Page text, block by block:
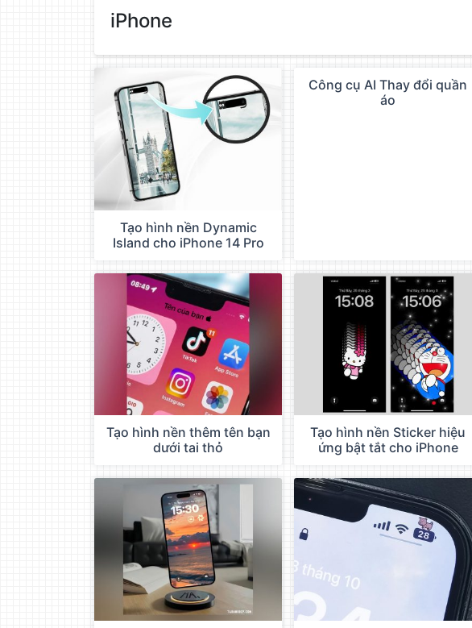
tuyến,
chèn
chữ
vào
iPhone
Tạo hình nền Dynamic
Island cho iPhone 14 Pro
QC
Công cụ AI Thay đổi quần
áo
Tạo hình nền thêm tên bạn
dưới tai thỏ
Tạo hình nền Sticker hiệu
ứng bật tắt cho iPhone